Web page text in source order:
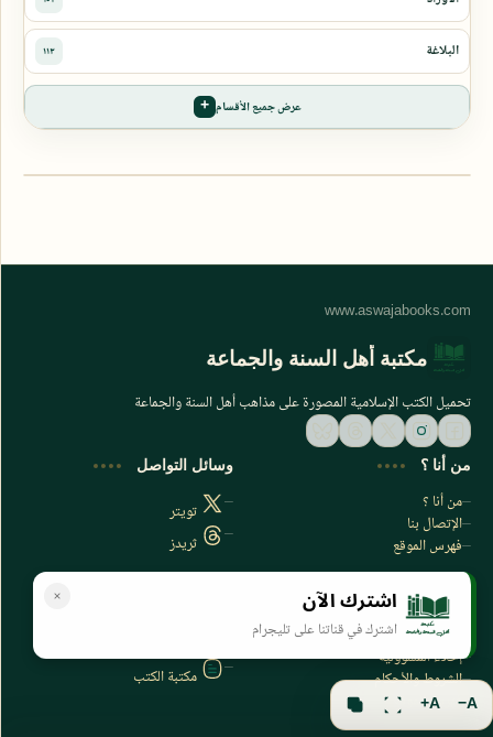
عرض جميع الأقسام
اشترك الآن
اشترك في قناتنا على تليجرام
مكتبة أهل السنة والجماعة
تحميل الكتب الإسلامية المصورة على مذاهب أهل السنة والجماعة
من أنا ؟
من أنا ؟
الإتصال بنا
فهرس الموقع
وسائل التواصل
تويتر
ثريدز
سياسة الخصوصية
سياسة الخصوصية
إخلاء المسؤولية
الشروط والأحكام
فهرس الموقع
مكتبة الكتب
A−
A+